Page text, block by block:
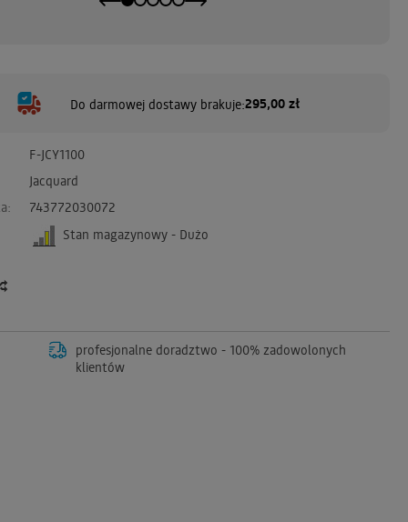
Do darmowej dostawy brakuje:295,00 zł
F-JCY1100
Jacquard
743772030072
Stan magazynowy - Dużo
profesjonalne doradztwo - 100% zadowolonych
klientów